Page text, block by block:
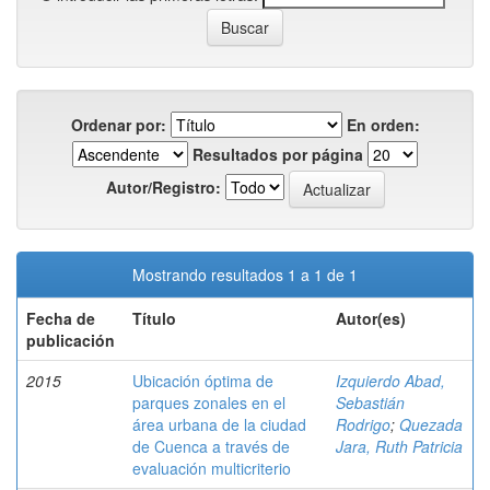
Ordenar por:
En orden:
Resultados por página
Autor/Registro:
Mostrando resultados 1 a 1 de 1
Fecha de
publicación
Título Autor(es)
2015
Ubicación óptima de
parques zonales en el
área urbana de la ciudad
de Cuenca a través de
evaluación multicriterio
Izquierdo Abad,
Sebastián
Rodrigo; Quezada
Jara, Ruth Patricia